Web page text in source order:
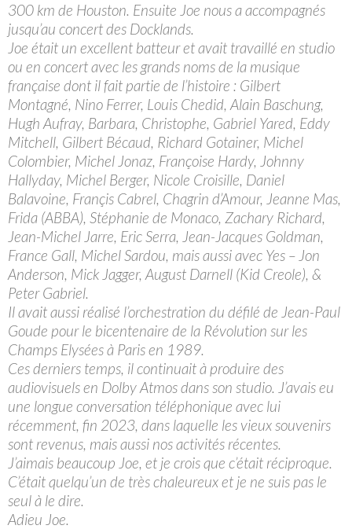
300 km de Houston. Ensuite Joe nous a accompagnés
jusqu’au concert des Docklands.
Joe était un excellent batteur et avait travaillé en studio
ou en concert avec les grands noms de la musique
française dont il fait partie de l’histoire : Gilbert
Montagné, Nino Ferrer, Louis Chedid, Alain Baschung,
Hugh Aufray, Barbara, Christophe, Gabriel Yared, Eddy
Mitchell, Gilbert Bécaud, Richard Gotainer, Michel
Colombier, Michel Jonaz, Françoise Hardy, Johnny
Hallyday, Michel Berger, Nicole Croisille, Daniel
Balavoine, Françis Cabrel, Chagrin d’Amour, Jeanne Mas,
Frida (ABBA), Stéphanie de Monaco, Zachary Richard,
Jean-Michel Jarre, Eric Serra, Jean-Jacques Goldman,
France Gall, Michel Sardou, mais aussi avec Yes – Jon
Anderson, Mick Jagger, August Darnell (Kid Creole), &
Peter Gabriel.
Il avait aussi réalisé l’orchestration du défilé de Jean-Paul
Goude pour le bicentenaire de la Révolution sur les
Champs Elysées à Paris en 1989.
Ces derniers temps, il continuait à produire des
audiovisuels en Dolby Atmos dans son studio. J’avais eu
une longue conversation téléphonique avec lui
récemment, fin 2023, dans laquelle les vieux souvenirs
sont revenus, mais aussi nos activités récentes.
J’aimais beaucoup Joe, et je crois que c’était réciproque.
C’était quelqu’un de très chaleureux et je ne suis pas le
seul à le dire.
Adieu Joe.